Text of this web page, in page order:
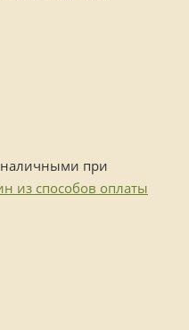
наличными при
из способов оплаты